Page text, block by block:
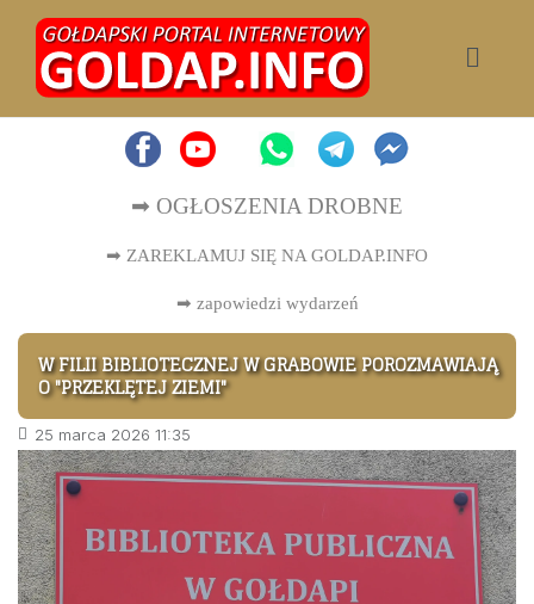
➡ OGŁOSZENIA DROBNE
➡ ZAREKLAMUJ SIĘ NA GOLDAP.INFO
➡ zapowiedzi wydarzeń
W FILII BIBLIOTECZNEJ W GRABOWIE POROZMAWIAJĄ
O "PRZEKLĘTEJ ZIEMI"
25 marca 2026 11:35